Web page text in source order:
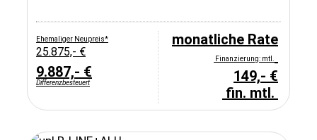
Ehemaliger Neupreis*
25.875,- €
9.887,- €
Differenzbesteuert
monatliche Rate
Finanzierung: mtl.
149,- €
fin. mtl.